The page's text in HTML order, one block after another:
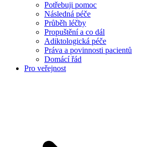
Potřebuji pomoc
Následná péče
Průběh léčby
Propuštění a co dál
Adiktologická péče
Práva a povinnosti pacientů
Domácí řád
Pro veřejnost